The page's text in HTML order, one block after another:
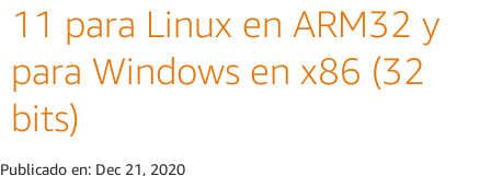
11 para Linux en ARM32 y
para Windows en x86 (32
bits)
Publicado en: Dec 21, 2020